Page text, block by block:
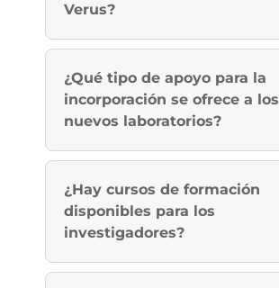
Verus?
¿Qué tipo de apoyo para la
incorporación se ofrece a los
nuevos laboratorios?
¿Hay cursos de formación
disponibles para los
investigadores?